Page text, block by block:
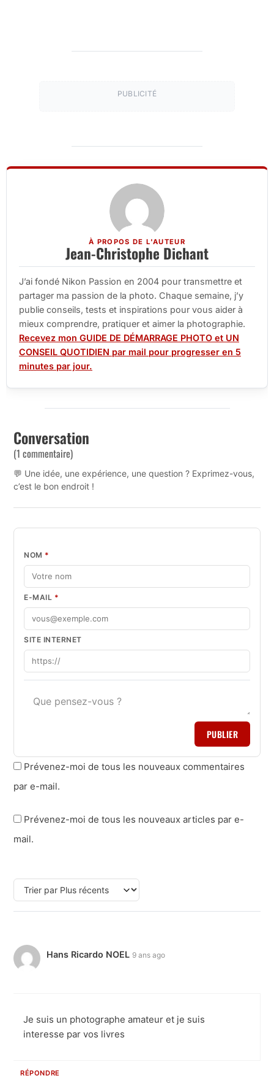
PUBLICITÉ
À PROPOS DE L'AUTEUR
Jean-Christophe Dichant
J’ai fondé Nikon Passion en 2004 pour transmettre et
partager ma passion de la photo. Chaque semaine, j’y
publie conseils, tests et inspirations pour vous aider à
mieux comprendre, pratiquer et aimer la photographie.
Recevez mon GUIDE DE DÉMARRAGE PHOTO et UN
CONSEIL QUOTIDIEN par mail pour progresser en 5
minutes par jour.
Conversation
(1 commentaire)
💬 Une idée, une expérience, une question ? Exprimez-vous,
c’est le bon endroit !
NOM *
E-MAIL *
SITE INTERNET
PUBLIER
Prévenez-moi de tous les nouveaux commentaires
par e-mail.
Prévenez-moi de tous les nouveaux articles par e-
mail.
Hans Ricardo NOEL 9 ans ago
Je suis un photographe amateur et je suis
interesse par vos livres
RÉPONDRE